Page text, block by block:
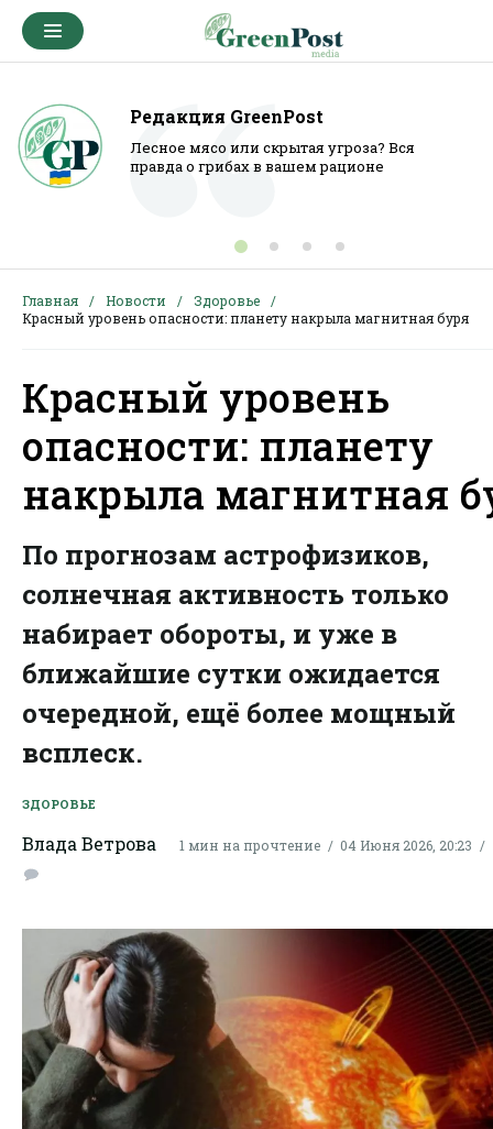
Редакция GreenPost
Лесное мясо или скрытая угроза? Вся
правда о грибах в вашем рационе
Главная Новости
Здоровье
Красный уровень опасности: планету накрыла магнитная буря
Красный уровень
опасности: планету
накрыла магнитная
По прогнозам астрофизиков,
солнечная активность только
набирает обороты, и уже в
ближайшие сутки ожидается
очередной, ещё более мощный
всплеск.
ЗДОРОВЬЕ
Влада Ветрова 1 мин на прочтение 04 Июня 2026, 20:23